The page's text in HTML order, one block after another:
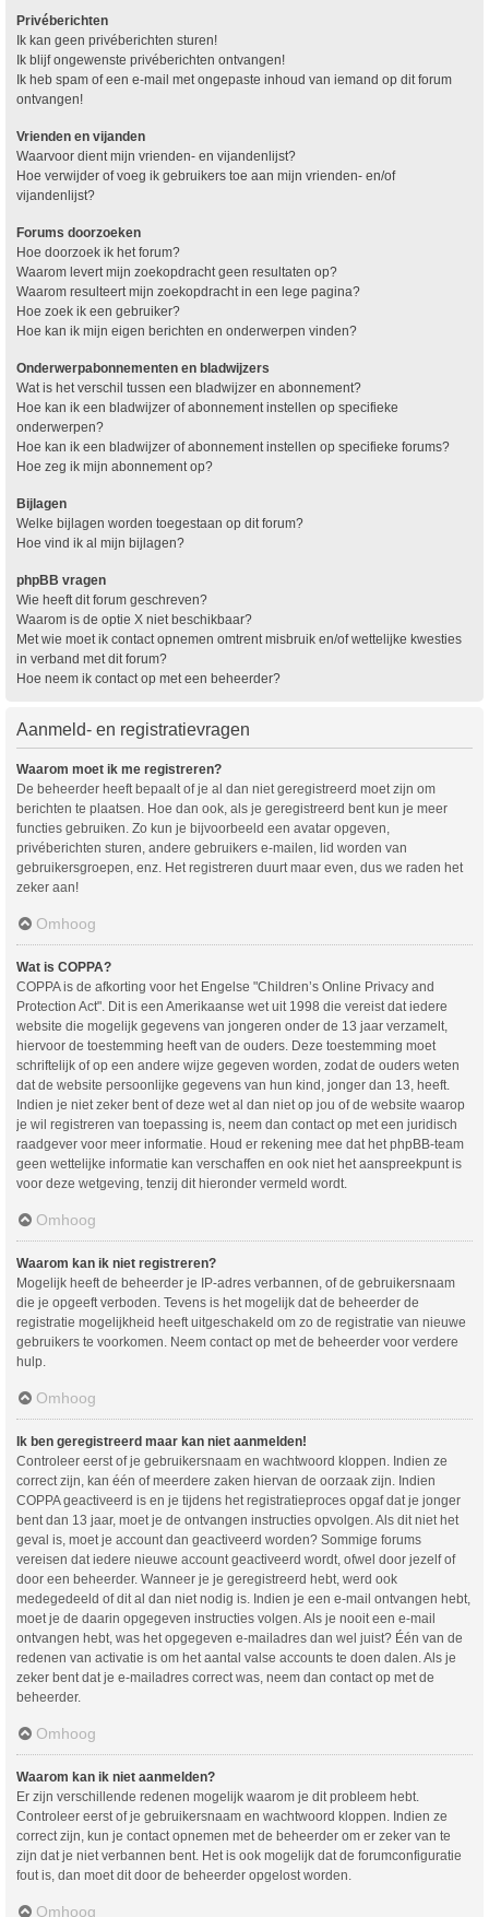
Privéberichten
Ik kan geen privéberichten sturen!
Ik blijf ongewenste privéberichten ontvangen!
Ik heb spam of een e-mail met ongepaste inhoud van iemand op dit forum
ontvangen!
Vrienden en vijanden
Waarvoor dient mijn vrienden- en vijandenlijst?
Hoe verwijder of voeg ik gebruikers toe aan mijn vrienden- en/of
vijandenlijst?
Forums doorzoeken
Hoe doorzoek ik het forum?
Waarom levert mijn zoekopdracht geen resultaten op?
Waarom resulteert mijn zoekopdracht in een lege pagina?
Hoe zoek ik een gebruiker?
Hoe kan ik mijn eigen berichten en onderwerpen vinden?
Onderwerpabonnementen en bladwijzers
Wat is het verschil tussen een bladwijzer en abonnement?
Hoe kan ik een bladwijzer of abonnement instellen op specifieke
onderwerpen?
Hoe kan ik een bladwijzer of abonnement instellen op specifieke forums?
Hoe zeg ik mijn abonnement op?
Bijlagen
Welke bijlagen worden toegestaan op dit forum?
Hoe vind ik al mijn bijlagen?
phpBB vragen
Wie heeft dit forum geschreven?
Waarom is de optie X niet beschikbaar?
Met wie moet ik contact opnemen omtrent misbruik en/of wettelijke kwesties
in verband met dit forum?
Hoe neem ik contact op met een beheerder?
Aanmeld- en registratievragen
Waarom moet ik me registreren?
De beheerder heeft bepaalt of je al dan niet geregistreerd moet zijn om
berichten te plaatsen. Hoe dan ook, als je geregistreerd bent kun je meer
functies gebruiken. Zo kun je bijvoorbeeld een avatar opgeven,
privéberichten sturen, andere gebruikers e-mailen, lid worden van
gebruikersgroepen, enz. Het registreren duurt maar even, dus we raden het
zeker aan!
Omhoog
Wat is COPPA?
COPPA is de afkorting voor het Engelse "Children’s Online Privacy and
Protection Act". Dit is een Amerikaanse wet uit 1998 die vereist dat iedere
website die mogelijk gegevens van jongeren onder de 13 jaar verzamelt,
hiervoor de toestemming heeft van de ouders. Deze toestemming moet
schriftelijk of op een andere wijze gegeven worden, zodat de ouders weten
dat de website persoonlijke gegevens van hun kind, jonger dan 13, heeft.
Indien je niet zeker bent of deze wet al dan niet op jou of de website waarop
je wil registreren van toepassing is, neem dan contact op met een juridisch
raadgever voor meer informatie. Houd er rekening mee dat het phpBB-team
geen wettelijke informatie kan verschaffen en ook niet het aanspreekpunt is
voor deze wetgeving, tenzij dit hieronder vermeld wordt.
Omhoog
Waarom kan ik niet registreren?
Mogelijk heeft de beheerder je IP-adres verbannen, of de gebruikersnaam
die je opgeeft verboden. Tevens is het mogelijk dat de beheerder de
registratie mogelijkheid heeft uitgeschakeld om zo de registratie van nieuwe
gebruikers te voorkomen. Neem contact op met de beheerder voor verdere
hulp.
Omhoog
Ik ben geregistreerd maar kan niet aanmelden!
Controleer eerst of je gebruikersnaam en wachtwoord kloppen. Indien ze
correct zijn, kan één of meerdere zaken hiervan de oorzaak zijn. Indien
COPPA geactiveerd is en je tijdens het registratieproces opgaf dat je jonger
bent dan 13 jaar, moet je de ontvangen instructies opvolgen. Als dit niet het
geval is, moet je account dan geactiveerd worden? Sommige forums
vereisen dat iedere nieuwe account geactiveerd wordt, ofwel door jezelf of
door een beheerder. Wanneer je je geregistreerd hebt, werd ook
medegedeeld of dit al dan niet nodig is. Indien je een e-mail ontvangen hebt,
moet je de daarin opgegeven instructies volgen. Als je nooit een e-mail
ontvangen hebt, was het opgegeven e-mailadres dan wel juist? Één van de
redenen van activatie is om het aantal valse accounts te doen dalen. Als je
zeker bent dat je e-mailadres correct was, neem dan contact op met de
beheerder.
Omhoog
Waarom kan ik niet aanmelden?
Er zijn verschillende redenen mogelijk waarom je dit probleem hebt.
Controleer eerst of je gebruikersnaam en wachtwoord kloppen. Indien ze
correct zijn, kun je contact opnemen met de beheerder om er zeker van te
zijn dat je niet verbannen bent. Het is ook mogelijk dat de forumconfiguratie
fout is, dan moet dit door de beheerder opgelost worden.
Omhoog